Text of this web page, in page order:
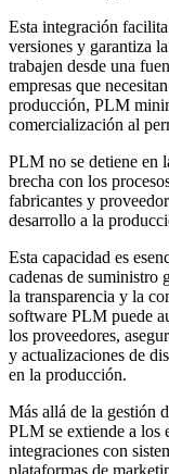
Esta integración
versiones y garantiza
trabajen desde una
empresas que
producción, PLM
comercialización al
PLM no se detiene en
brecha con los
fabricantes y
desarrollo a la
Esta capacidad es
cadenas de suministro
la transparencia y la
software PLM puede
los proveedores,
y actualizaciones de
en la producción.
Más allá de la gestión
PLM se extiende a los
integraciones con
plataformas de